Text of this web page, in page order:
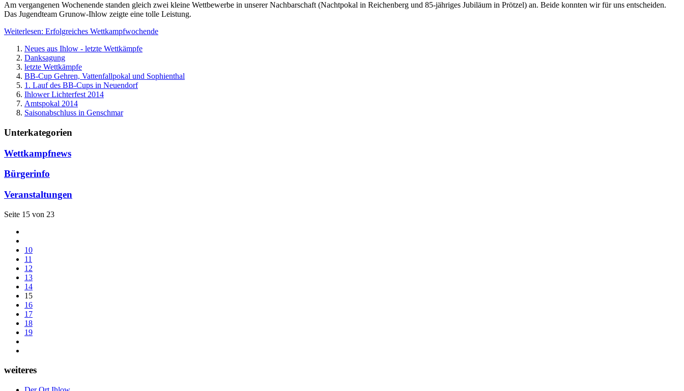
Am vergangenen Wochenende standen gleich zwei kleine Wettbewerbe in unserer Nachbarschaft (Nachtpokal in Reichenberg und 85-jähriges Jubiläum in Prötzel) an. Beide konnten wir für uns entscheiden.
Das Jugendteam Grunow-Ihlow zeigte eine tolle Leistung.
Weiterlesen: Erfolgreiches Wettkampfwochende
Neues aus Ihlow - letzte Wettkämpfe
Danksagung
letzte Wettkämpfe
BB-Cup Gehren, Vattenfallpokal und Sophienthal
1. Lauf des BB-Cups in Neuendorf
Ihlower Lichterfest 2014
Amtspokal 2014
Saisonabschluss in Genschmar
Unterkategorien
Wettkampfnews
Bürgerinfo
Veranstaltungen
Seite 15 von 23
10
11
12
13
14
15
16
17
18
19
weiteres